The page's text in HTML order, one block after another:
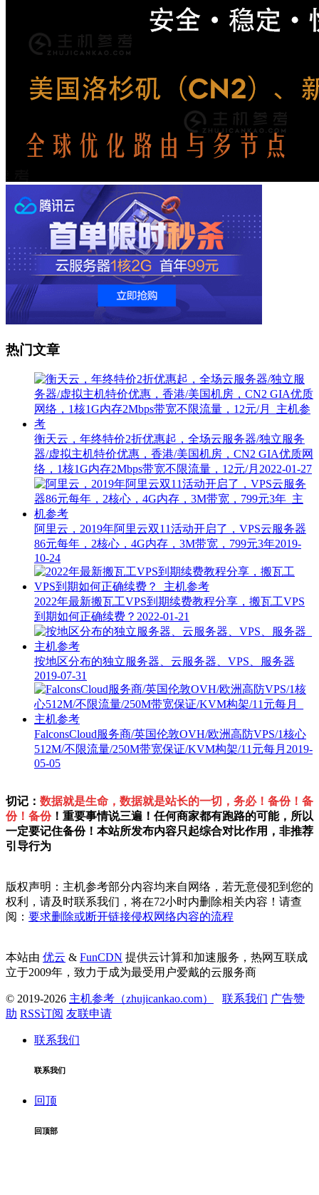
热门文章
衡天云，年终特价2折优惠起，全场云服务器/独立服务
器/虚拟主机特价优惠，香港/美国机房，CN2 GIA优质网
络，1核1G内存2Mbps带宽不限流量，12元/月 2022-01-27
阿里云，2019年阿里云双11活动开启了，VPS云服务器
86元每年，2核心，4G内存，3M带宽，799元3年2019-
10-24
2022年最新搬瓦工VPS到期续费教程分享，搬瓦工VPS
到期如何正确续费？ 2022-01-21
按地区分布的独立服务器、云服务器、VPS、服务器
2019-07-31
FalconsClo​​ud服务商/英国伦敦OVH/欧洲高防VPS/1核心
512M/不限流量/250M带宽保证/KVM构架/11元每月 2019-
05-05
切记： 数据就是生命，数据就是站长的一切，务必！备份！备
份！备份！重要事情说三遍！任何商家都有跑路的可能，所以
一定要记住备份！本站所发布内容只起综合对比作用，非推荐
引导行为
版权声明：主机参考部分内容均来自网络，若无意侵犯到您的
权利，请及时联系我们，将在72小时内删除相关内容！请查
阅： 要求删除或断开链接侵权网络内容的流程
本站由 优云 & FunCDN 提供云计算和加速服务，热网互联成
立于2009年，致力于成为最受用户爱戴的云服务商
© 2019-2026 主机参考（zhujicankao.com） 联系我们 广告赞
助 RSS订阅 友联申请
联系我们
联系我们
回顶
回顶部